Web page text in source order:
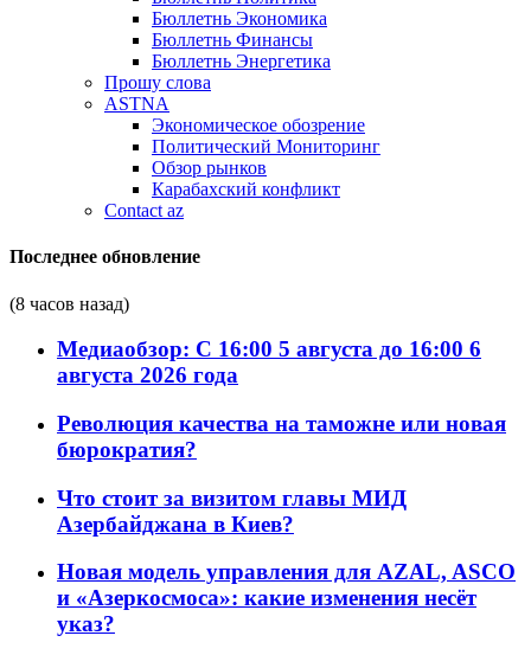
Бюллетнь Экономика
Бюллетнь Финансы
Бюллетнь Энергетика
Прошу слова
ASTNA
Экономическое обозрение
Политический Мониторинг
Обзор рынков
Карабахский конфликт
Contact az
Последнее обновление
(8 часов назад)
Медиаобзор: С 16:00 5 августа до 16:00 6
августа 2026 года
Революция качества на таможне или новая
бюрократия?
Что стоит за визитом главы МИД
Азербайджана в Киев?
Новая модель управления для AZAL, ASCO
и «Азеркосмоса»: какие изменения несёт
указ?